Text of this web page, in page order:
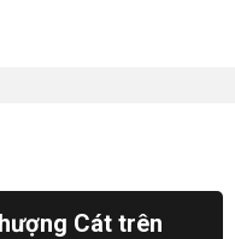
Cát trên